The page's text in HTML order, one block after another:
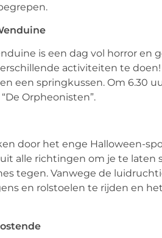
is een dag vol horror en
activiteiten te
een springkussen. Om 6.30
Orpheonisten”.
door het enge Halloween-
alle richtingen om je te laten
tegen. Vanwege de
en rolstoelen te rijden en